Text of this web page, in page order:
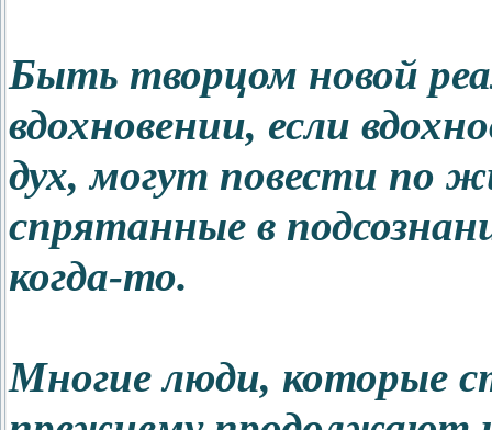
Быть творцом новой
вдохновении, если
дух, могут повести по
спрятанные в
когда-то.
Многие люди, которые